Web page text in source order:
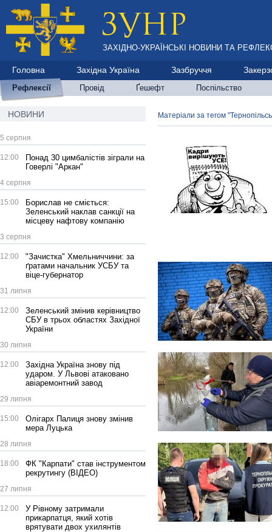
ЗАХІДНО-УКРАЇНСЬКІ НОВИНИ ТА
Головна Західна Україна Зазбруччя
Рефлексії Провід Ґешефт Поспільство
НОВИНИ
5 серпня
12:00
Понад 30 цимбалістів зіграли на
Говерлі "Аркан"
4 серпня
15:00
Борислав не сміється:
Зеленський наклав санкції на
місцеву нафтову компанію
3 серпня
12:00
"Зачистка" Хмельниччини: за
ґратами начальник УСБУ та
віце-губернатор
31 липня
12:00
Зеленський змінив керівництво
СБУ в трьох областях Західної
України
30 липня
12:00
Західна Україна знову під
ударом. У Львові атаковано
авіаремонтний завод
29 липня
15:00
Олігарх Палиця знову змінив
мера Луцька
28 липня
18:00
ФК "Карпати" став інструментом
рекрутингу (ВІДЕО)
27 липня
12:00
У Рівному затримали
прикарпатця, який хотів
врятувати двох ухилянтів
Матеріали за тегом